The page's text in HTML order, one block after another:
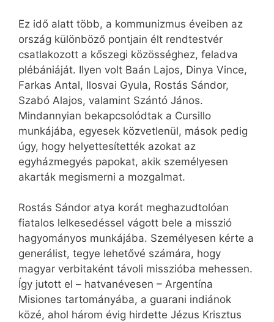
Ez idő alatt több, a kommunizmus éveiben az
ország különböző pontjain élt rendtestvér
csatlakozott a kőszegi közösséghez, feladva
plébániáját. Ilyen volt Baán Lajos, Dinya Vince,
Farkas Antal, Ilosvai Gyula, Rostás Sándor,
Szabó Alajos, valamint Szántó János.
Mindannyian bekapcsolódtak a Cursillo
munkájába, egyesek közvetlenül, mások pedig
úgy, hogy helyettesítették azokat az
egyházmegyés papokat, akik személyesen
akarták megismerni a mozgalmat.
Rostás Sándor atya korát meghazudtolóan
fiatalos lelkesedéssel vágott bele a misszió
hagyományos munkájába. Személyesen kérte a
generálist, tegye lehetővé számára, hogy
magyar verbitaként távoli misszióba mehessen.
Így jutott el – hatvanévesen – Argentína
Misiones tartományába, a guarani indiánok
közé, ahol három évig hirdette Jézus Krisztus